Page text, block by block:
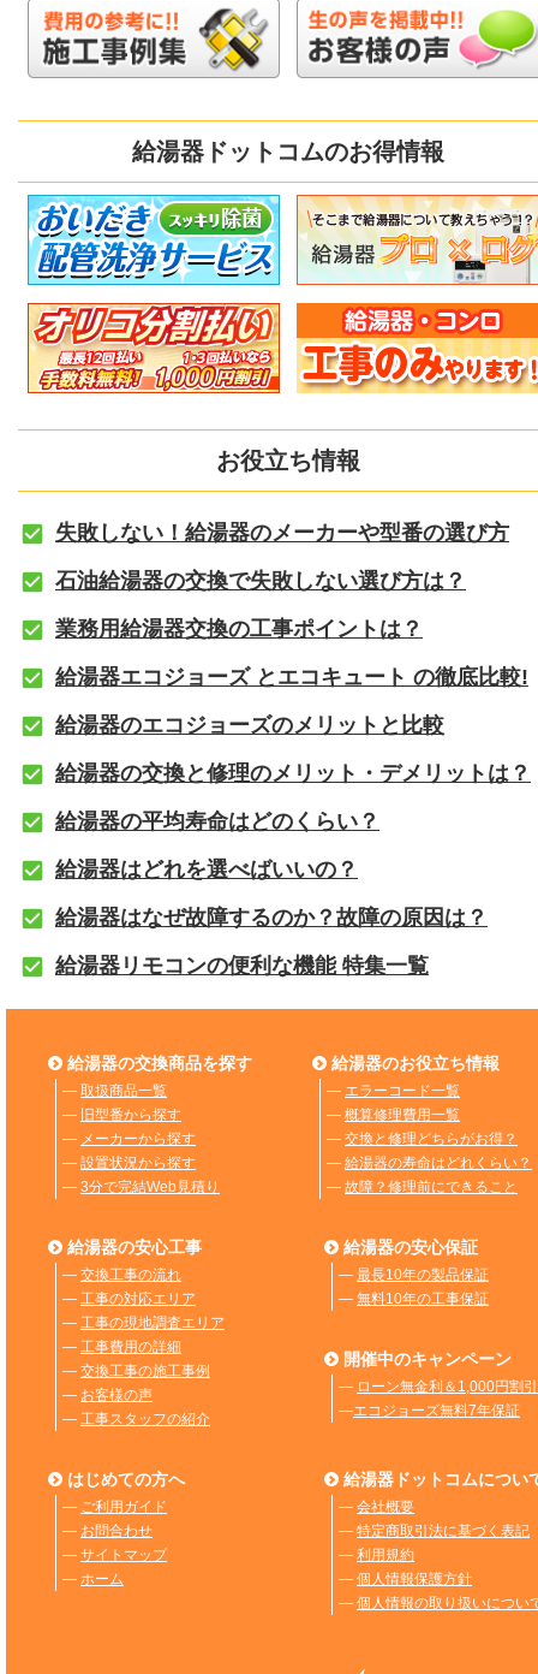
給湯器ドットコムのお得情報
お役立ち情報
失敗しない！給湯器のメーカーや型番の選び方
石油給湯器の交換で失敗しない選び方は？
業務用給湯器交換の工事ポイントは？
給湯器エコジョーズ とエコキュート の徹底比較!
給湯器のエコジョーズのメリットと比較
給湯器の交換と修理のメリット・デメリットは？
給湯器の平均寿命はどのくらい？
給湯器はどれを選べばいいの？
給湯器はなぜ故障するのか？故障の原因は？
給湯器リモコンの便利な機能 特集一覧
給湯器の交換商品を探す
― 取扱商品一覧
― 旧型番から探す
― メーカーから探す
― 設置状況から探す
― 3分で完結Web見積り
給湯器のお役立ち情報
― エラーコード一覧
― 概算修理費用一覧
― 交換と修理どちらがお得？
― 給湯器の寿命はどれくらい？
― 故障？修理前にできること
給湯器の安心工事
― 交換工事の流れ
― 工事の対応エリア
― 工事の現地調査エリア
― 工事費用の詳細
― 交換工事の施工事例
― お客様の声
― 工事スタッフの紹介
給湯器の安心保証
― 最長10年の製品保証
― 無料10年の工事保証
開催中のキャンペーン
― ローン無金利＆1,000円割引
―エコジョーズ無料7年保証
はじめての方へ
― ご利用ガイド
― お問合わせ
― サイトマップ
― ホーム
給湯器ドットコムについ
― 会社概要
― 特定商取引法に基づく表記
― 利用規約
― 個人情報保護方針
― 個人情報の取り扱いについ